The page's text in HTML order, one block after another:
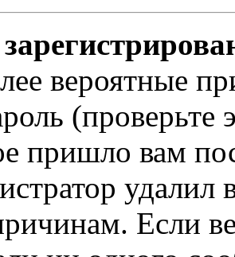
вероятные
(проверьте
пришло вам
Если